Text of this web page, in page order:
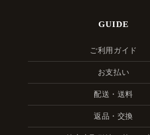
GUIDE
ご利用ガイド
お支払い
配送・送料
返品・交換